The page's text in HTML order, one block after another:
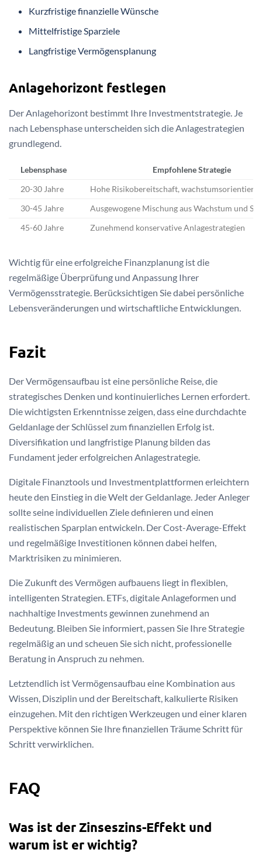
Kurzfristige finanzielle Wünsche
Mittelfristige Sparziele
Langfristige Vermögensplanung
Anlagehorizont festlegen
Der Anlagehorizont bestimmt Ihre Investmentstrategie. Je
nach Lebensphase unterscheiden sich die Anlagestrategien
grundlegend.
Lebensphase Empfohlene Strategie
20-30 Jahre Hohe Risikobereitschaft,
30-45 Jahre Ausgewogene Mischung aus Wachstum und
45-60 Jahre Zunehmend konservative Anlagestrategien
Wichtig für eine erfolgreiche Finanzplanung ist die
regelmäßige Überprüfung und Anpassung Ihrer
Vermögensstrategie. Berücksichtigen Sie dabei persönliche
Lebensveränderungen und wirtschaftliche Entwicklungen.
Fazit
Der Vermögensaufbau ist eine persönliche Reise, die
strategisches Denken und kontinuierliches Lernen erfordert.
Die wichtigsten Erkenntnisse zeigen, dass eine durchdachte
Geldanlage der Schlüssel zum finanziellen Erfolg ist.
Diversifikation und langfristige Planung bilden das
Fundament jeder erfolgreichen Anlagestrategie.
Digitale Finanztools und Investmentplattformen erleichtern
heute den Einstieg in die Welt der Geldanlage. Jeder Anleger
sollte seine individuellen Ziele definieren und einen
realistischen Sparplan entwickeln. Der Cost-Average-Effekt
und regelmäßige Investitionen können dabei helfen,
Marktrisiken zu minimieren.
Die Zukunft des Vermögen aufbauens liegt in flexiblen,
intelligenten Strategien. ETFs, digitale Anlageformen und
nachhaltige Investments gewinnen zunehmend an
Bedeutung. Bleiben Sie informiert, passen Sie Ihre Strategie
regelmäßig an und scheuen Sie sich nicht, professionelle
Beratung in Anspruch zu nehmen.
Letztendlich ist Vermögensaufbau eine Kombination aus
Wissen, Disziplin und der Bereitschaft, kalkulierte Risiken
einzugehen. Mit den richtigen Werkzeugen und einer klaren
Perspektive können Sie Ihre finanziellen Träume Schritt für
Schritt verwirklichen.
FAQ
Was ist der Zinseszins-Effekt und
warum ist er wichtig?